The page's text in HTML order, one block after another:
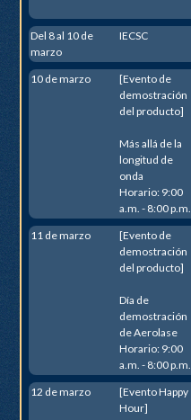
Del 8 al 10 de
marzo
IECSC
10 de marzo
[Evento de
demostración
del producto]
Más allá de la
longitud de
onda
Horario: 9:00
a.m. - 8:00 p.m.
11 de marzo
[Evento de
demostración
del producto]
Día de
demostración
de Aerolase
Horario: 9:00
a.m. - 8:00 p.m.
12 de marzo
[Evento Happy
Hour]